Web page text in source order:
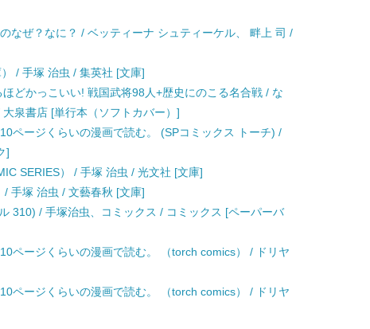
なぜ？なに？ / ベッティーナ シュティーケル、 畔上 司 /
/ 手塚 治虫 / 集英社 [文庫]
どかっこいい! 戦国武将98人+歴史にのこる名合戦 / な
泉書店 [単行本（ソフトカバー）]
ページくらいの漫画で読む。 (SPコミックス トーチ) /
]
SERIES） / 手塚 治虫 / 光文社 [文庫]
手塚 治虫 / 文藝春秋 [文庫]
310) / 手塚治虫、コミックス / コミックス [ペーパーバ
ページくらいの漫画で読む。 （torch comics） / ドリヤ
ページくらいの漫画で読む。 （torch comics） / ドリヤ